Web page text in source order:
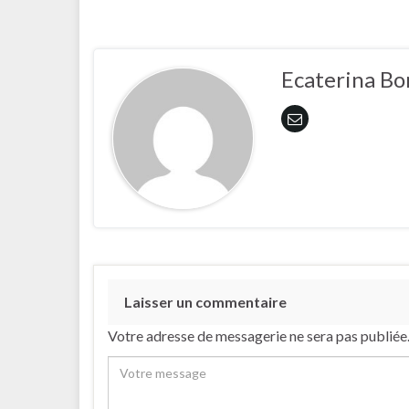
Ecaterina
Laisser un commentaire
Votre adresse de messagerie ne sera pas publiée.